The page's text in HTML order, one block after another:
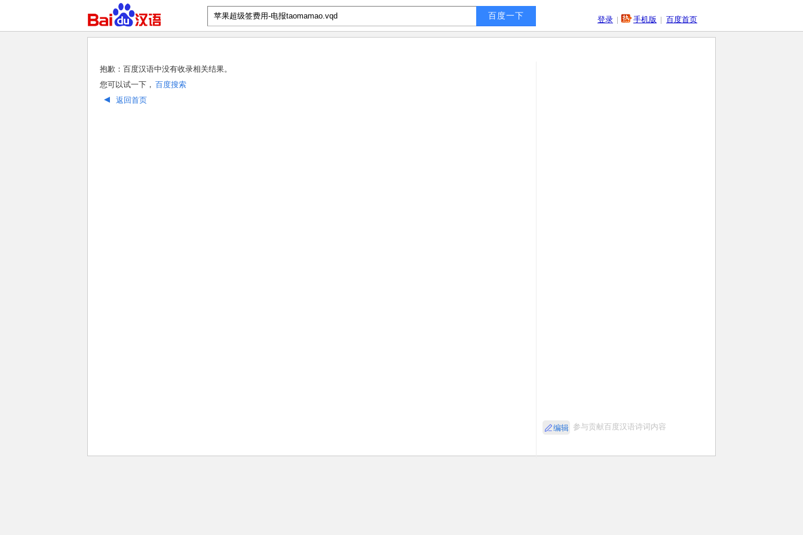
登录 | 手机版 | 百度首页
抱歉：百度汉语中没有收录相关结果。
您可以试一下， 百度搜索
返回首页
编辑 参与贡献百度汉语诗词内容